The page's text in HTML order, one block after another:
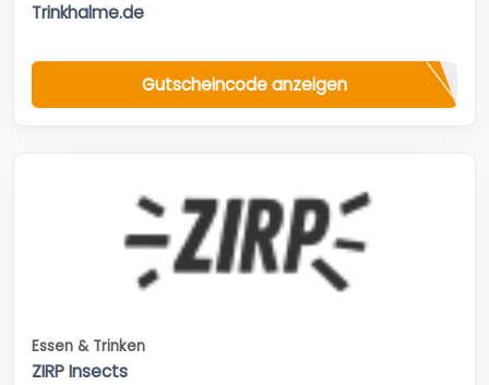
Trinkhalme.de
Gutscheincode anzeigen
Essen & Trinken
ZIRP Insects